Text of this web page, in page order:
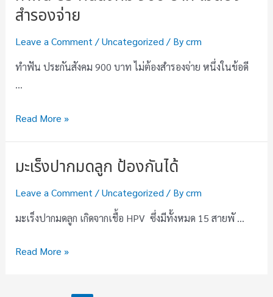
สำรองจ่าย
Leave a Comment /Uncategorized / Bycrm
ทำฟัน ประกันสังคม 900 บาท ไม่ต้องสำรองจ่าย หนึ่งในข้อดี
…
Read More »
มะเร็งปากมดลูก ป้องกันได้
Leave a Comment /Uncategorized / Bycrm
มะเร็งปากมดลูก เกิดจากเชื้อ HPV ซึ่งมีทั้งหมด 15 สายพั …
Read More »